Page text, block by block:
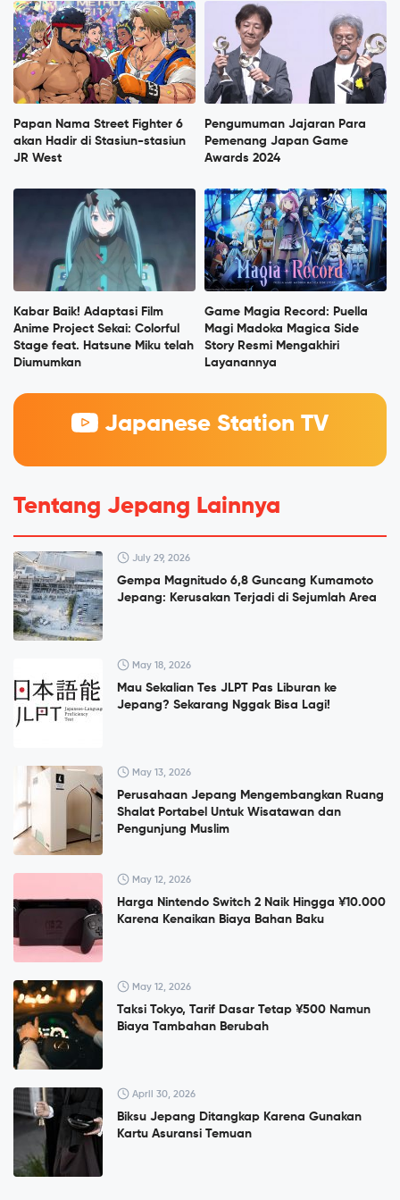
Papan Nama Street Fighter 6
akan Hadir di Stasiun-stasiun
JR West
Pengumuman Jajaran Para
Pemenang Japan Game
Awards 2024
Kabar Baik! Adaptasi Film
Anime Project Sekai: Colorful
Stage feat. Hatsune Miku telah
Diumumkan
Game Magia Record: Puella
Magi Madoka Magica Side
Story Resmi Mengakhiri
Layanannya
Japanese Station TV
Tentang Jepang Lainnya
July 29, 2026
Gempa Magnitudo 6,8 Guncang Kumamoto
Jepang: Kerusakan Terjadi di Sejumlah Area
May 18, 2026
Mau Sekalian Tes JLPT Pas Liburan ke
Jepang? Sekarang Nggak Bisa Lagi!
May 13, 2026
Perusahaan Jepang Mengembangkan Ruang
Shalat Portabel Untuk Wisatawan dan
Pengunjung Muslim
May 12, 2026
Harga Nintendo Switch 2 Naik Hingga ¥10.000
Karena Kenaikan Biaya Bahan Baku
May 12, 2026
Taksi Tokyo, Tarif Dasar Tetap ¥500 Namun
Biaya Tambahan Berubah
April 30, 2026
Biksu Jepang Ditangkap Karena Gunakan
Kartu Asuransi Temuan